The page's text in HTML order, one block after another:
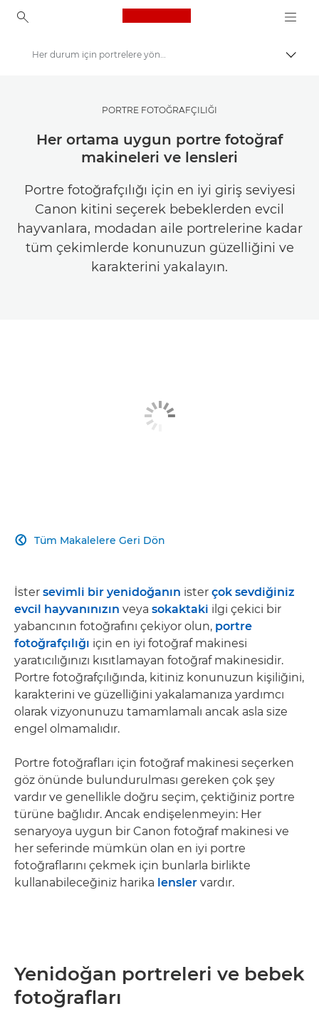
Canon Logo, back to
İçerik
İlham Alın | Fotoğrafçılık ve Baskı İpuçları ve Müşteri Kılavuzları
Fotoğrafçılık ve Baskı İpuçları ve Teknikleri
Her durum için portrelere yönelik fotoğraf makineleri ve lensler
PORTRE FOTOĞRAFÇILIĞI
Her ortama uygun portre fotoğraf
makineleri ve lensleri
Portre fotoğrafçılığı için en iyi giriş seviyesi
Canon kitini seçerek bebeklerden evcil
hayvanlara, modadan aile portrelerine kadar
tüm çekimlerde konunuzun güzelliğini ve
karakterini yakalayın.
Tüm Makalelere Geri Dön

İster sevimli bir yenidoğanın ister çok sevdiğiniz
evcil hayvanınızın veya sokaktaki ilgi çekici bir
yabancının fotoğrafını çekiyor olun, portre
fotoğrafçılığı için en iyi fotoğraf makinesi
yaratıcılığınızı kısıtlamayan fotoğraf makinesidir.
Portre fotoğrafçılığında, kitiniz konunuzun kişiliğini,
karakterini ve güzelliğini yakalamanıza yardımcı
olarak vizyonunuzu tamamlamalı ancak asla size
engel olmamalıdır.
Portre fotoğrafları için fotoğraf makinesi seçerken
göz önünde bulundurulması gereken çok şey
vardır ve genellikle doğru seçim, çektiğiniz portre
türüne bağlıdır. Ancak endişelenmeyin: Her
senaryoya uygun bir Canon fotoğraf makinesi ve
her seferinde mümkün olan en iyi portre
fotoğraflarını çekmek için bunlarla birlikte
kullanabileceğiniz harika lensler vardır.
Yenidoğan portreleri ve bebek
fotoğrafları